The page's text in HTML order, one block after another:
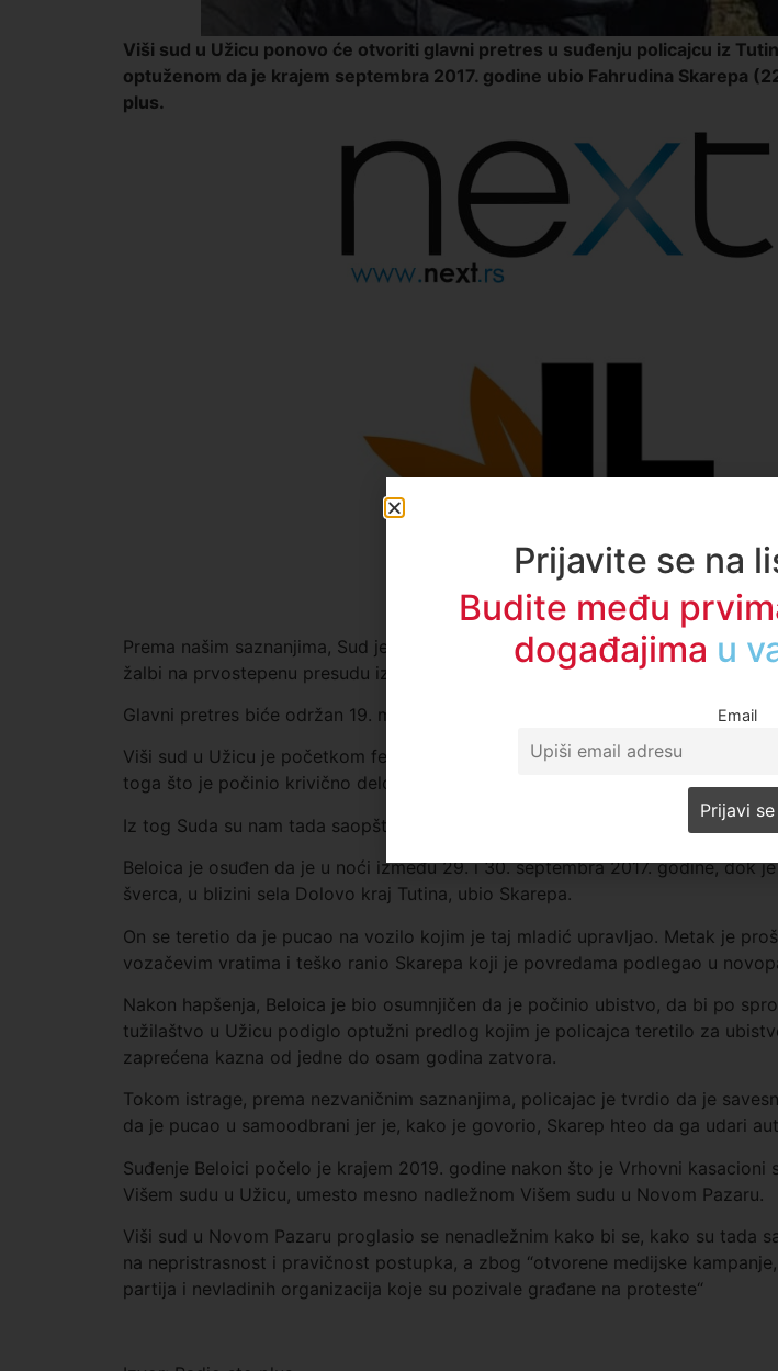
Viši sud u Užicu ponovo će otvoriti glavni pretres u suđenju policajcu iz
optuženom da je krajem septembra 2017. godine ubio Fahrudina Skarepa
plus.
Prema našim saznanjima, Sud je takvu odluku doneo nakon što je zastupnik
žalbi na prvostepenu presudu izneo nove činjenice i dokaze koje bi trebalo
Glavni pretres biće održan 19. maja u 10 časova.
Viši sud u Užicu je početkom februara Beloicu proglasio krivim i osudio na pet
toga što je počinio krivično delo nehatno lišenje života.
Iz tog Suda su nam tada saopštili da je izrečena kazna maksimalna za to delo.
Beloica je osuđen da je u noći između 29. i 30. septembra 2017. godine, dok
šverca, u blizini sela Dolovo kraj Tutina, ubio Skarepa.
On se teretio da je pucao na vozilo kojim je taj mladić upravljao. Metak je
vozačevim vratima i teško ranio Skarepa koji je povredama podlegao u
Nakon hapšenja, Beloica je bio osumnjičen da je počinio ubistvo, da bi po
tužilaštvo u Užicu podiglo optužni predlog kojim je policajca teretilo za
zaprećena kazna od jedne do osam godina zatvora.
Tokom istrage, prema nezvaničnim saznanjima, policajac je tvrdio da je
da je pucao u samoodbrani jer je, kako je govorio, Skarep hteo da ga udari
Suđenje Beloici počelo je krajem 2019. godine nakon što je Vrhovni kasacioni
Višem sudu u Užicu, umesto mesno nadležnom Višem sudu u Novom Pazaru.
Viši sud u Novom Pazaru proglasio se nenadležnim kako bi se, kako su tada
na nepristrasnost i pravičnost postupka, a zbog “otvorene medijske
partija i nevladinih organizacija koje su pozivale građane na proteste“
Prijavite se na
Budite među
događajima
Email